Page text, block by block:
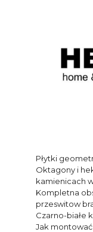
Płytki
Oktagony i
kamienicach
Kompletna
przeswitow
Czarno-białe
Jak